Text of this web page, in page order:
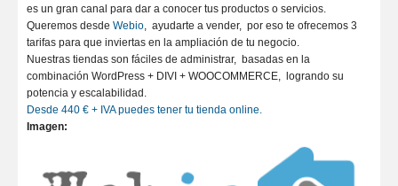
es un gran canal para dar a conocer tus productos o servicios.
Queremos desde Webio, ayudarte a vender, por eso te ofrecemos 3
tarifas para que inviertas en la ampliación de tu negocio.
Nuestras tiendas son fáciles de administrar, basadas en la
combinación WordPress + DIVI + WOOCOMMERCE, logrando su
potencia y escalabilidad.
Desde 440 € + IVA puedes tener tu tienda online.
Imagen: